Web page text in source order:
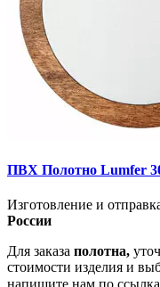
ПВХ Полотно Lumfer
Изготовление и
России
Для заказа полотна,
стоимости изделия и